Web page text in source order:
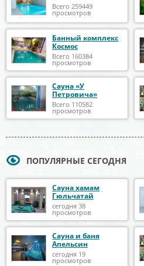
Всего 259449
просмотров
Банный комплекс
Космос
Всего 160384
просмотров
Сауна «У
Петровича»
Всего 110582
просмотров
ПОПУЛЯРНЫЕ СЕГОДНЯ
Сауна хамам
Гюльчатай
сегодня 38
просмотров
Сауна и баня
Апельсин
сегодня 19
просмотров